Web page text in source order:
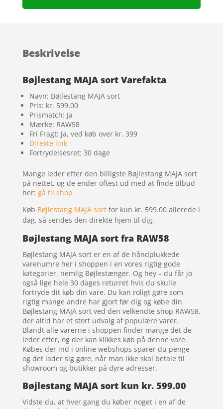
Beskrivelse
Bøjlestang MAJA sort Varefakta
Navn: Bøjlestang MAJA sort
Pris: kr. 599.00
Prismatch: Ja
Mærke: RAW58
Fri Fragt: Ja, ved køb over kr. 399
Direkte link
Fortrydelsesret: 30 dage
Mange leder efter den billigste Bøjlestang MAJA sort
på nettet, og de ender oftest ud med at finde tilbud
her: gå til shop
Køb Bøjlestang MAJA sortfor kun kr. 599.00 allerede i
dag, så sendes den direkte hjem til dig.
Bøjlestang MAJA sort fra RAW58
Bøjlestang MAJA sort er en af de håndplukkede
varenumre her i shoppen i en vores rigtig gode
kategorier, nemlig Bøjlestænger. Og hey – du får jo
også lige hele 30 dages returret hvis du skulle
fortryde dit køb din vare. Du kan roligt gøre som
rigtig mange andre har gjort før dig og købe din
Bøjlestang MAJA sort ved den velkendte shop RAW58,
der altid har et stort udvalg af populære varer.
Blandt alle varerne i shoppen finder mange det de
leder efter, og der kan klikkes køb på denne vare.
Købes der ind i online webshops sparer du penge-
og det lader sig gøre, når man ikke skal betale til
showroom og butikker på dyre adresser.
Bøjlestang MAJA sort kun kr. 599.00
Vidste du, at hver gang du køber noget i en af de